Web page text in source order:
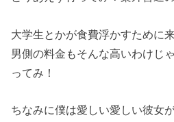
大学生とかが食費浮かすために
男側の料金もそんな高いわけじ
ってみ！
ちなみに僕は愛しい愛しい彼女